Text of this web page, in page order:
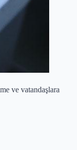
ve vatandaşlara